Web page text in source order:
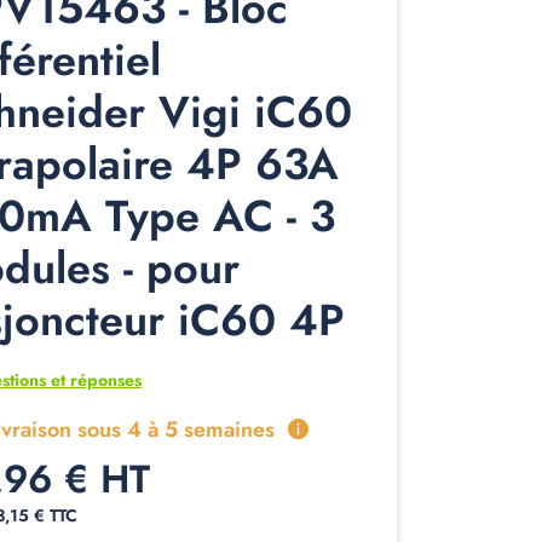
Vigi iC60
4P 63A
Type AC - 3
- pour
iC60 4P
et réponses
sous 4 à 5 semaines
€ HT
€ TTC